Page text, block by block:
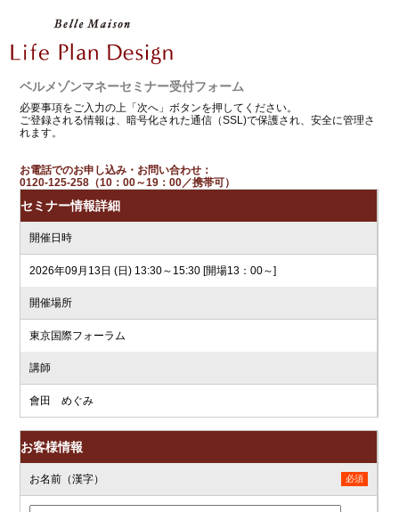
ベルメゾンマネーセミナー受付フォーム
必要事項をご入力の上「次へ」ボタンを押してください。
ご登録される情報は、暗号化された通信（SSL)で保護され、安全に管理さ
れます。
お電話でのお申し込み・お問い合わせ：
0120-125-258（10：00～19：00／携帯可）
セミナー情報詳細
開催日時
2026年09月13日 (日) 13:30～15:30 [開場13：00～]
開催場所
東京国際フォーラム
講師
會田 めぐみ
お客様情報
お名前（漢字） 必須